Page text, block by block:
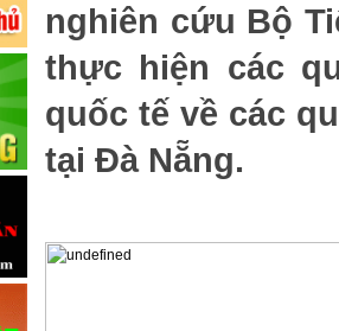
nghiên cứu Bộ
thực hiện các
quốc tế về các
tại Đà Nẵng.